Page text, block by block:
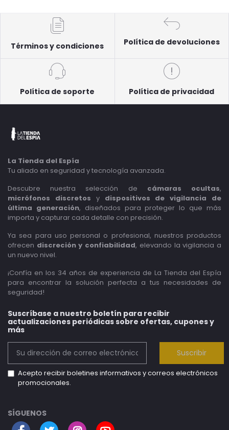
Términos y condiciones Política de devoluciones
Política de soporte Política de privacidad
La Tienda del Espía
Tu aliado en seguridad y tecnología avanzada.
Descubre nuestra selección de cámaras ocultas,
micrófonos discretos y dispositivos de vigilancia de
última generación, diseñados para proteger lo que más
importa y capturar cada detalle con precisión.
Ya sea para uso personal o profesional, nuestros productos
ofrecen discreción y confiabilidad, elevando la vigilancia a
un nuevo nivel.
¡Confía en los 34 años de experiencia de La Tienda del Espía
para encontrar la solución perfecta a tus necesidades de
seguridad!
Suscríbase a nuestro boletín para recibir
actualizaciones periódicas sobre ofertas, cupones y
más
Suscribir
Acepto recibir boletines informativos y correos electrónicos
promocionales.
SÍGUENOS